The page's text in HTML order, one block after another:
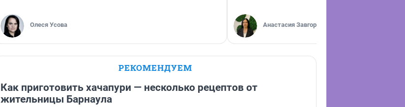
Олеся Усова Анастасия Завгородняя
РЕКОМЕНДУЕМ
Как приготовить хачапури — несколько рецептов от
жительницы Барнаула